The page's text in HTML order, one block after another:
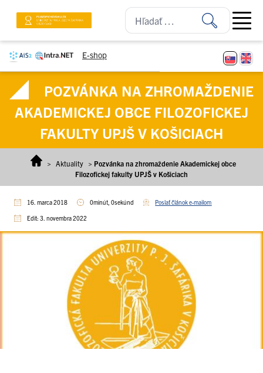
E-shop
Open
POZVÁNKA NA ZHROMAŽDENIE
AKADEMICKEJ OBCE FILOZOFICKEJ
FAKULTY UPJŠ V KOŠICIACH
> Aktuality > Pozvánka na zhromaždenie Akademickej obce
Filozofickej fakulty UPJŠ v Košiciach
16. marca 2018 0minút, 0sekúnd Poslať článok e-mailom
Edit: 3. novembra 2022